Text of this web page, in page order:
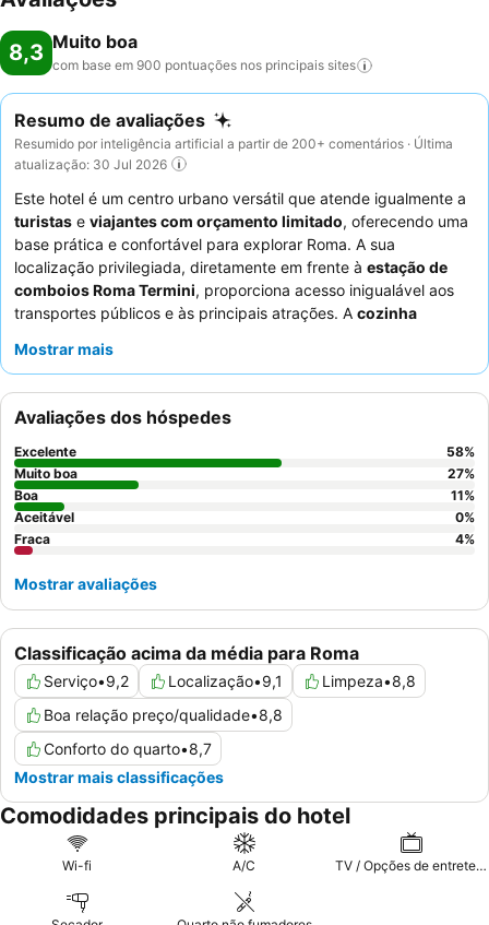
8,3 Muito boa
com base em 900 pontuações nos principais sites
Resumo de avaliações
Resumido por inteligência artificial a partir de 200+ comentários · Última
atualização: 30 Jul 2026
Este hotel é um centro urbano versátil que atende igualmente a
turistas e viajantes com orçamento limitado, oferecendo uma
base prática e confortável para explorar Roma. A sua
localização privilegiada, diretamente em frente à estação de
comboios Roma Termini, proporciona acesso inigualável aos
transportes públicos e às principais atrações. A cozinha
comodidade essencial, oferecendo aos hóspedes a flexibilidade
consistentemente o excecional
sua simpatia e prestabilidade, enquanto o chá e os biscoitos
básicos oferecidos proporcionam um começo simples para o
dia. Para uma estadia mais tranquila, os hóspedes recomendam
solicitar um quarto virado para longe da movimentada estação.
Mostrar mais
Classificação acima da média para Roma
Serviço•9,2 Localização•9,1 Limpeza•8,8
Boa relação preço/qualidade•8,8
Conforto do quarto•8,7
Mostrar mais classificações
Avaliações dos hóspedes
Excelente 58%
Muito boa
27%
Boa
11%
Aceitável
0%
Fraca
4%
Mostrar avaliações
Comodidades principais do hotel
Wi-fi A/C TV / Opções de entretenimento